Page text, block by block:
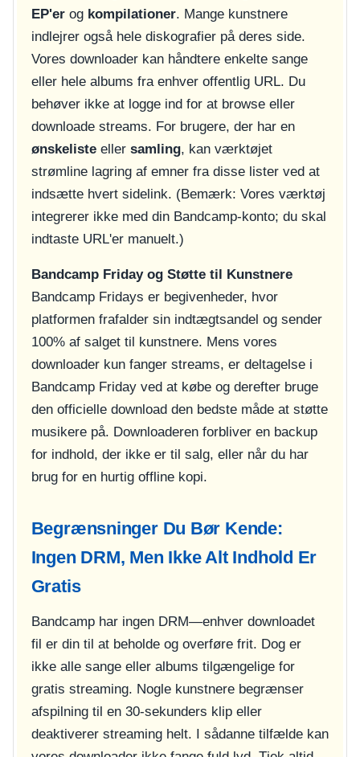
EP'erog kompilationer. Mange kunstnere
indlejrer også hele diskografier på deres side.
Vores downloader kan håndtere enkelte sange
eller hele albums fra enhver offentlig URL. Du
behøver ikke at logge ind for at browse eller
downloade streams. For brugere, der har en
ønskelisteeller samling, kan værktøjet
strømline lagring af emner fra disse lister ved at
indsætte hvert sidelink. (Bemærk: Vores værktøj
integrerer ikke med din Bandcamp-konto; du skal
indtaste URL'er manuelt.)
Bandcamp Friday og Støtte til Kunstnere
Bandcamp Fridays er begivenheder, hvor
platformen frafalder sin indtægtsandel og sender
100% af salget til kunstnere. Mens vores
downloader kun fanger streams, er deltagelse i
Bandcamp Friday ved at købe og derefter bruge
den officielle download den bedste måde at støtte
musikere på. Downloaderen forbliver en backup
for indhold, der ikke er til salg, eller når du har
brug for en hurtig offline kopi.
Begrænsninger Du Bør Kende:
Ingen DRM, Men Ikke Alt Indhold Er
Gratis
Bandcamp har ingen DRM—enhver downloadet
fil er din til at beholde og overføre frit. Dog er
ikke alle sange eller albums tilgængelige for
gratis streaming. Nogle kunstnere begrænser
afspilning til en 30-sekunders klip eller
deaktiverer streaming helt. I sådanne tilfælde kan